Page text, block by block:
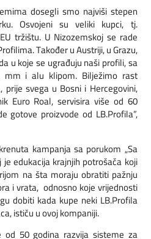
dosegli smo najviši stepen
Osvojeni su veliki kupci, tj.
tržištu. U Nizozemskoj se rade
Također u Austriji, u Grazu,
u koje se ugrađuju naši profili, sa
mm i alu klipom. Bilježimo rast
svega u Bosni i Hercegovini,
Euro Roal, servisira više od 60
gotove proizvode od LB.Profila”,
kampanja sa porukom „Sa
edukacija krajnjih potrošača koji
na šta moraju obratiti pažnju
i vrata, odnosno koje vrijednosti
dobiti kada kupe neki LB.Profila
ističu u ovoj kompaniji.
od 50 godina razvija sisteme za